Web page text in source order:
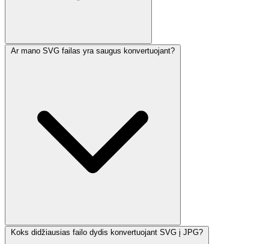
Ar mano SVG failas yra saugus konvertuojant?
Koks didžiausias failo dydis konvertuojant SVG į JPG?